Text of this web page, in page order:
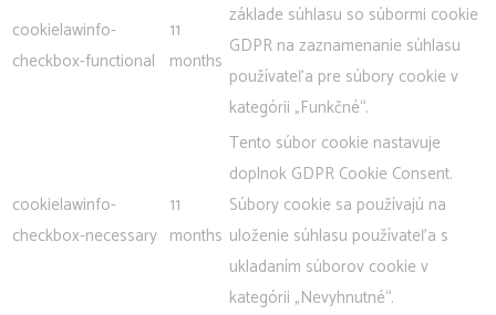
cookielawinfo-
checkbox-functional
11
months
základe súhlasu so súbormi cookie
GDPR na zaznamenanie súhlasu
používateľa pre súbory cookie v
kategórii „Funkčné“.
cookielawinfo-
checkbox-necessary
11
months
Tento súbor cookie nastavuje
doplnok GDPR Cookie Consent.
Súbory cookie sa používajú na
uloženie súhlasu používateľa s
ukladaním súborov cookie v
kategórii „Nevyhnutné“.